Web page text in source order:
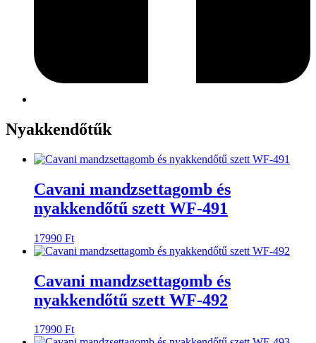
Nyakkendőtűk
Cavani mandzsettagomb és
nyakkendőtű szett WF-491
17990 Ft
Cavani mandzsettagomb és
nyakkendőtű szett WF-492
17990 Ft